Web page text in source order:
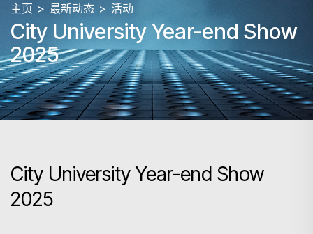
主页 最新动态 活动
City University Year-end Show
2025
City University Year-end Show
2025